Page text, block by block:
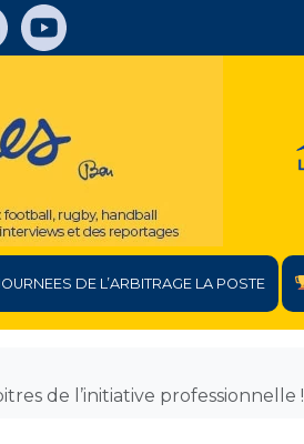
DE L’ARBITRAGE LA POSTE
de l’initiative professionnelle !